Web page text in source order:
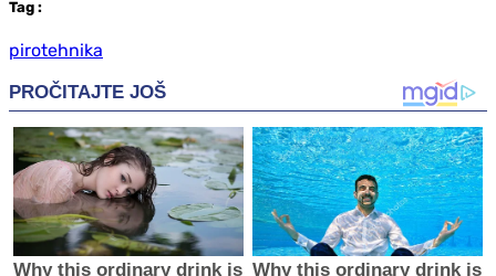
Tag :
pirotehnika